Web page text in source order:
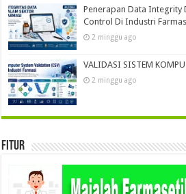
Penerapan Data Integrity
Control Di Industri
2 minggu ago
VALIDASI SISTEM
2 minggu ago
Fitur